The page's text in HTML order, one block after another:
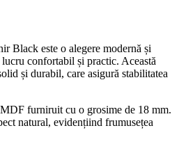
Black este o alegere modernă și
confortabil și practic. Această
și durabil, care asigură stabilitatea
furniruit cu o grosime de 18 mm.
natural, evidențiind frumusețea